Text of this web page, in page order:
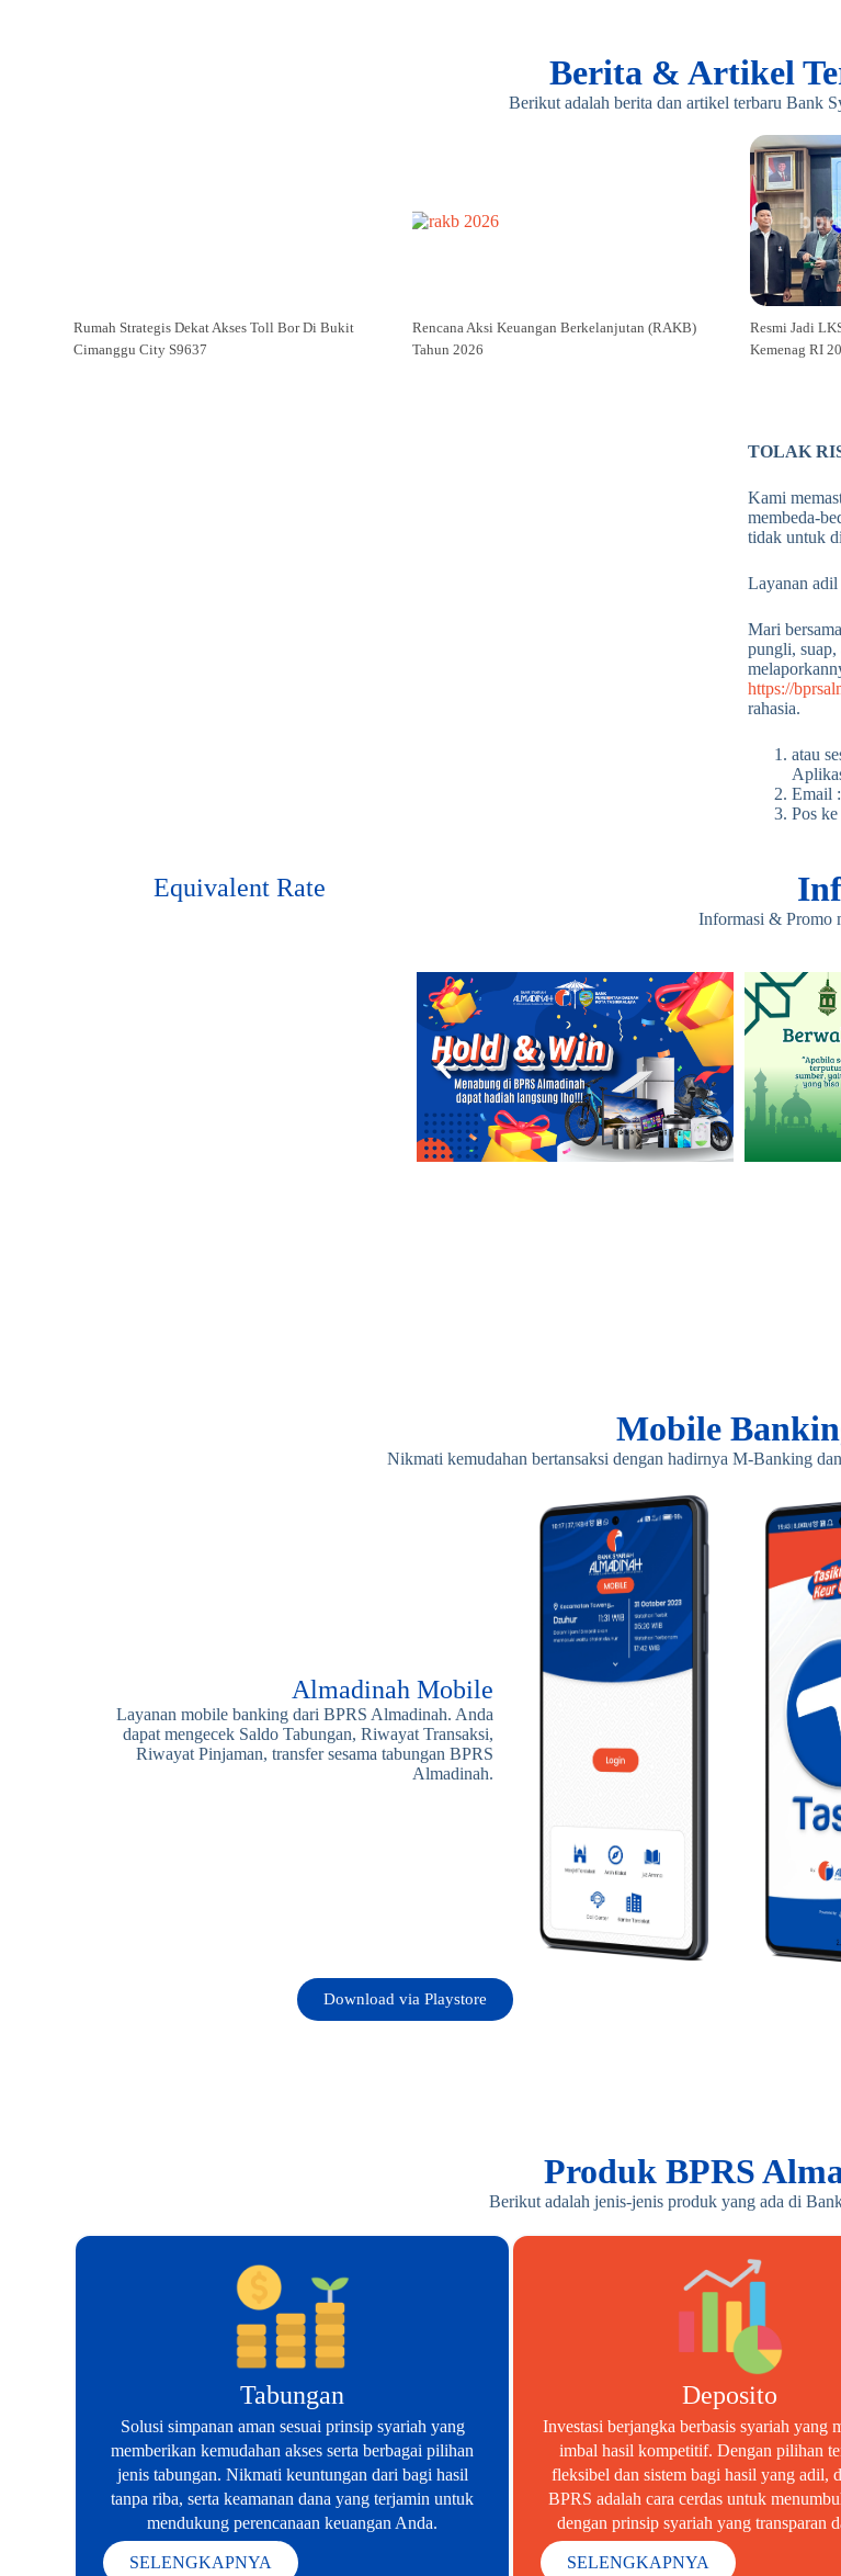
Berita & Artikel
Berikut adalah berita dan artikel terbaru Bank
Rumah Strategis Dekat Akses Toll Bor Di Bukit
Cimanggu City S9637
Rencana Aksi Keuangan Berkelanjutan (RAKB)
Tahun 2026
Resmi Jadi
Kemenag RI
TOLAK
Kami
membeda-
tidak untuk
Layanan adil
Mari
pungli,
https://
rahasia.
atau
Email
Pos
Equivalent Rate
Informasi & Promo
Mobile
Nikmati kemudahan bertansaksi dengan hadirnya M-Banking
Almadinah Mobile
Layanan mobile banking dari BPRS Almadinah. Anda
dapat mengecek Saldo Tabungan, Riwayat Transaksi,
Riwayat Pinjaman, transfer sesama tabungan BPRS
Almadinah.
Download via Playstore
Produk BPRS
Berikut adalah jenis-jenis produk yang ada di
Tabungan
Solusi simpanan aman sesuai prinsip syariah yang
memberikan kemudahan akses serta berbagai pilihan
jenis tabungan. Nikmati keuntungan dari bagi hasil
tanpa riba, serta keamanan dana yang terjamin untuk
mendukung perencanaan keuangan Anda.
SELENGKAPNYA
Deposito
Investasi berjangka berbasis syariah yang
imbal hasil kompetitif. Dengan pilihan
fleksibel dan sistem bagi hasil yang adil,
BPRS adalah cara cerdas untuk
dengan prinsip syariah yang transparan
SELENGKAPNYA